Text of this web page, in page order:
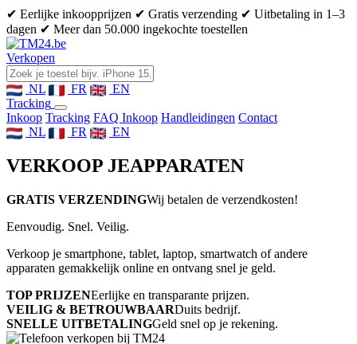
✔ Eerlijke inkoopprijzen ✔ Gratis verzending ✔ Uitbetaling in 1–3
dagen ✔ Meer dan 50.000 ingekochte toestellen
Verkopen
NL FR
EN
Tracking
Inkoop Tracking FAQ Inkoop Handleidingen Contact
NL
FR EN
VERKOOP JEAPPARATEN
GRATIS VERZENDINGWij betalen de verzendkosten!
Eenvoudig. Snel. Veilig.
Verkoop je smartphone, tablet, laptop, smartwatch of andere
apparaten gemakkelijk online en ontvang snel je geld.
TOP PRIJZENEerlijke en transparante prijzen.
VEILIG & BETROUWBAARDuits bedrijf.
SNELLE UITBETALINGGeld snel op je rekening.